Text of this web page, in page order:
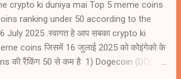
crypto ki duniya mai Top 5 meme coins
ranking under 50 according to the
July 2025 .स्वागत हे आप सबका crypto ki
coins जिसमें 16 जुलाई 2025 को कोइंगेको के
की रैंकिंग 50 से कम है 1) Dogecoin (DOGE)